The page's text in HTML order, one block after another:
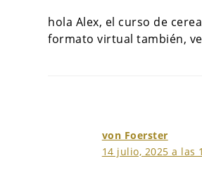
hola Alex, el curso de
formato virtual también,
von Foerster
14 julio, 2025 a las